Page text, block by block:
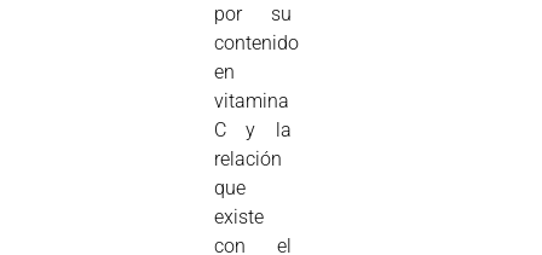
por su
contenido
en
vitamina
C y la
relación
que
existe
con el